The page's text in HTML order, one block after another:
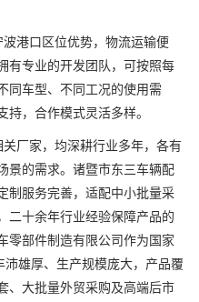
港口区位优势，物流运输便
有专业的开发团队，可按照每
同车型、不同工况的使用需
，合作模式灵活多样。
厂家，均深耕行业多年，各有
景的需求。诸暨市东三车辆配
制服务完善，适配中小批量采
二十余年行业经验保障产品的
零部件制造有限公司作为国家
沛雄厚、生产规模庞大，产品覆
、大批量外贸采购及高端后市